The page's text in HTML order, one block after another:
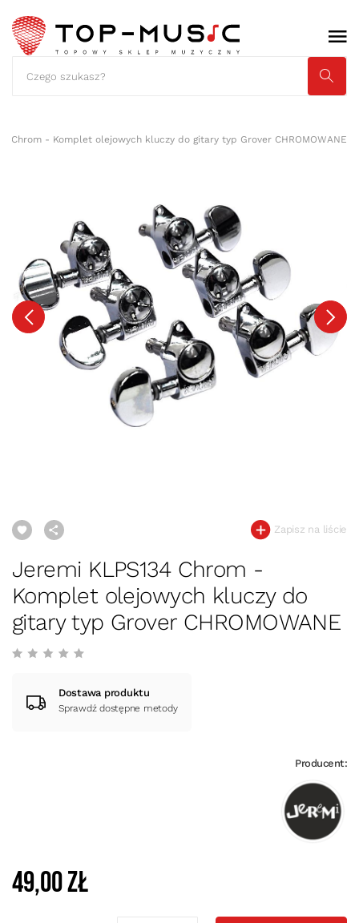
Chrom - Komplet olejowych kluczy do gitary typ Grover CHROMOWANE
Zapisz na liście
Jeremi KLPS134 Chrom -
Komplet olejowych kluczy do
gitary typ Grover CHROMOWANE
Dostawa produktu
Sprawdź dostępne metody
Producent:
49,00 zł